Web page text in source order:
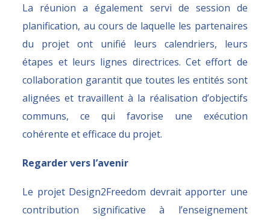
La réunion a également servi de session de
planification, au cours de laquelle les partenaires
du projet ont unifié leurs calendriers, leurs
étapes et leurs lignes directrices. Cet effort de
collaboration garantit que toutes les entités sont
alignées et travaillent à la réalisation d’objectifs
communs, ce qui favorise une exécution
cohérente et efficace du projet.
Regarder vers l’avenir
Le projet Design2Freedom devrait apporter une
contribution significative à l’enseignement